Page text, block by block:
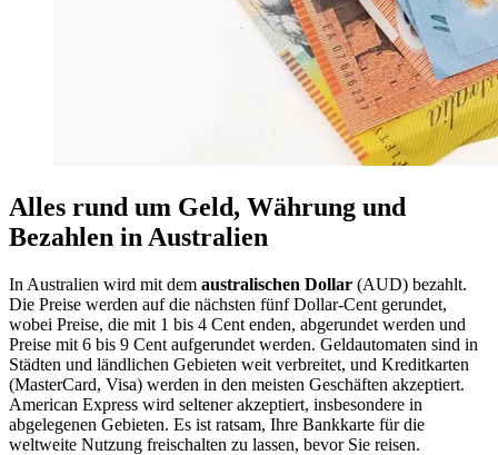
Alles rund um Geld, Währung und
Bezahlen in Australien
In Australien wird mit dem australischen Dollar (AUD) bezahlt.
Die Preise werden auf die nächsten fünf Dollar-Cent gerundet,
wobei Preise, die mit 1 bis 4 Cent enden, abgerundet werden und
Preise mit 6 bis 9 Cent aufgerundet werden. Geldautomaten sind in
Städten und ländlichen Gebieten weit verbreitet, und Kreditkarten
(MasterCard, Visa) werden in den meisten Geschäften akzeptiert.
American Express wird seltener akzeptiert, insbesondere in
abgelegenen Gebieten. Es ist ratsam, Ihre Bankkarte für die
weltweite Nutzung freischalten zu lassen, bevor Sie reisen.